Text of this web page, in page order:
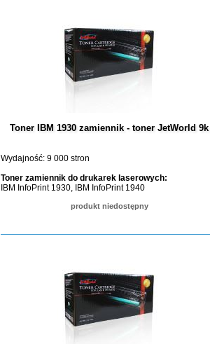
Toner IBM 1930 zamiennik - toner JetWorld 9k
Wydajność: 9 000 stron
Toner zamiennik do drukarek laserowych:
IBM InfoPrint 1930, IBM InfoPrint 1940
produkt niedostępny